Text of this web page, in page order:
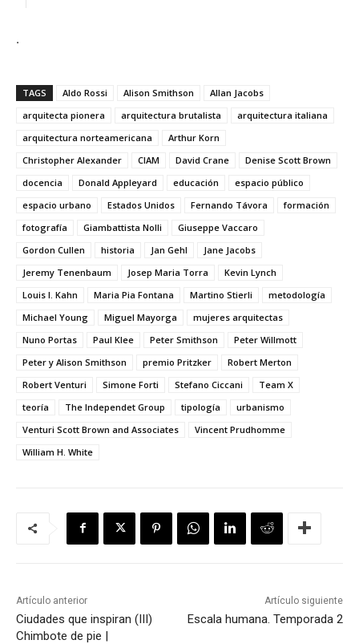
.
TAGS Aldo Rossi Alison Smithson
Allan Jacobs
arquitecta pionera
arquitectura brutalista
arquitectura italiana
arquitectura norteamericana
Arthur Korn
Christopher Alexander
CIAM David Crane
Denise Scott Brown
docencia
Donald Appleyard educación
espacio público
espacio urbano
Estados Unidos Fernando Távora
formación
fotografía
Giambattista Nolli
Giuseppe Vaccaro
Gordon Cullen
historia Jan Gehl
Jane Jacobs
Jeremy Tenenbaum
Josep Maria Torra
Kevin Lynch
Louis I. Kahn
Maria Pia Fontana Martino Stierli
metodología
Michael Young
Miguel Mayorga
mujeres arquitectas
Nuno Portas
Paul Klee Peter Smithson
Peter Willmott
Peter y Alison Smithson
premio Pritzker
Robert Merton
Robert Venturi
Simone Forti Stefano Ciccani
Team X
teoría
The Independet Group tipología
urbanismo
Venturi Scott Brown and Associates
Vincent Prudhomme
William H. White
Artículo anterior
Ciudades que inspiran (III)
Chimbote de pie |
Artículo siguiente
Escala humana. Temporada 2